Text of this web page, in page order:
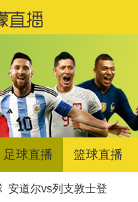
足球直播 篮球直播
安道尔vs列支敦士登